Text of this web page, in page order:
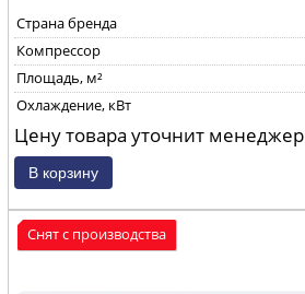
Страна бренда
Компрессор
Площадь, м²
Охлаждение, кВт
Цену товара уточнит менеджер
Снят с производства